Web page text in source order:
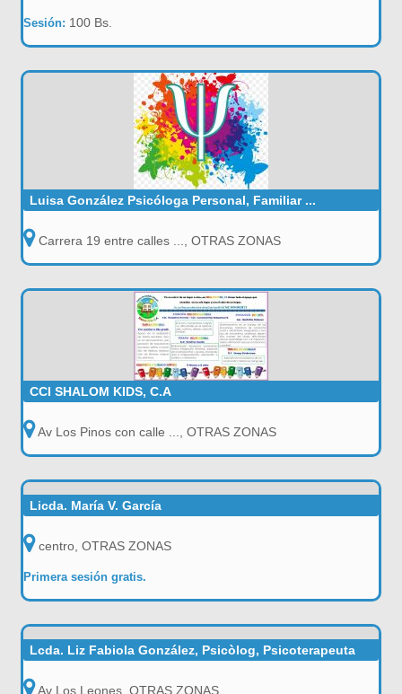
Sesión: 100 Bs.
Luisa González Psicóloga Personal, Familiar ...
Carrera 19 entre calles ..., OTRAS ZONAS
CCI SHALOM KIDS, C.A
Av Los Pinos con calle ..., OTRAS ZONAS
Licda. María V. García
centro, OTRAS ZONAS
Primera sesión gratis.
Lcda. Liz Fabiola González, Psicòlog, Psicoterapeuta
Av Los Leones, OTRAS ZONAS